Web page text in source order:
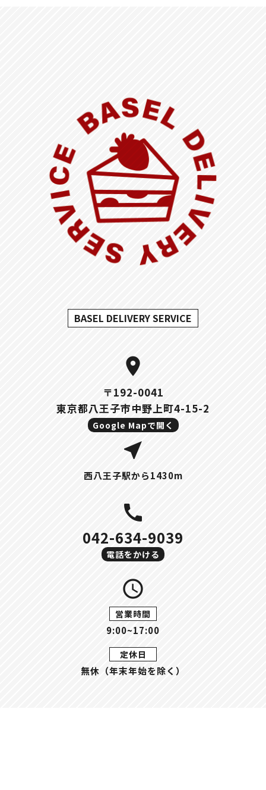
BASEL DELIVERY SERVICE
location_on
〒192-0041
東京都八王子市中野上町4-15-2
Google Mapで開く
near_me
西八王子駅から1430m
call
042-634-9039
電話をかける
query_builder
営業時間
9:00~17:00
定休日
無休（年末年始を除く）